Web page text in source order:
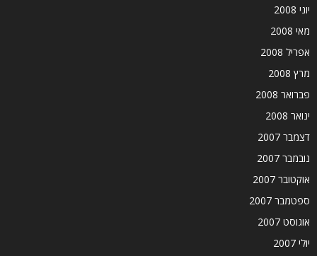
יוני 2008
מאי 2008
אפריל 2008
מרץ 2008
פברואר 2008
ינואר 2008
דצמבר 2007
נובמבר 2007
אוקטובר 2007
ספטמבר 2007
אוגוסט 2007
יולי 2007